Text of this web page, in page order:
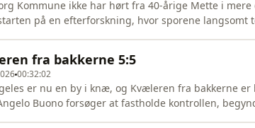
Kommune ikke har hørt fra 40-årige Mette i
på en efterforskning, hvor sporene langsomt
til a
fra bakkerne 5:5
00:32:02
er nu en by i knæ, og Kvæleren fra bakkerne
Buono forsøger at fastholde kontrollen,